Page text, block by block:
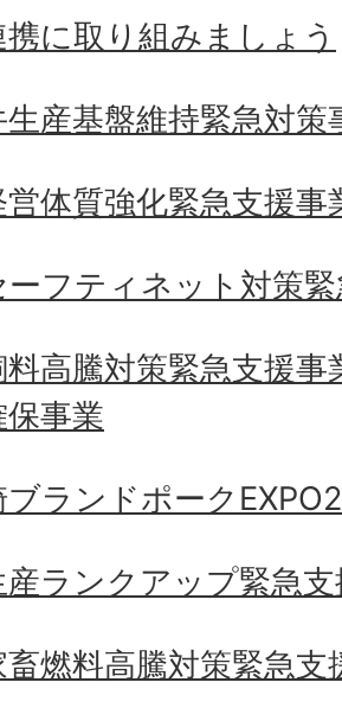
に取り組みましょう
生産基盤維持緊急対策
体質強化緊急支援事
ーフティネット対策
高騰対策緊急支援
事業
ブランドポーク
産ランクアップ緊急
畜燃料高騰対策緊急支